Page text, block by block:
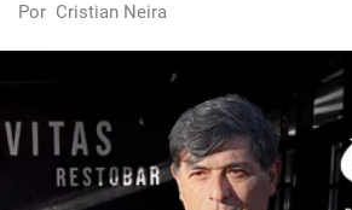
Por Cristian Neira